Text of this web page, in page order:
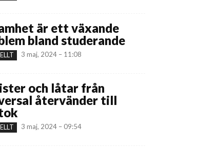
är ett växande
bland studerande
3 maj, 2024 – 11:08
och låtar från
återvänder till
3 maj, 2024 – 09:54